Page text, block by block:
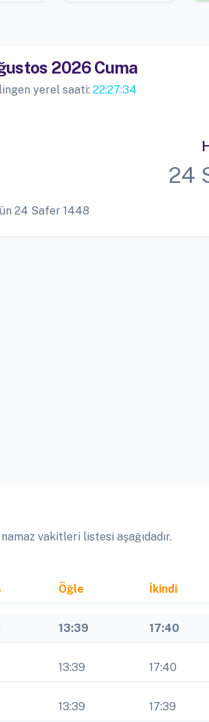
2026 Cuma
yerel saati: 22:27:34
24
24 Safer 1448
vakitleri listesi aşağıdadır.
Öğle İkindi
13:39 17:40
13:39 17:40
13:39 17:39